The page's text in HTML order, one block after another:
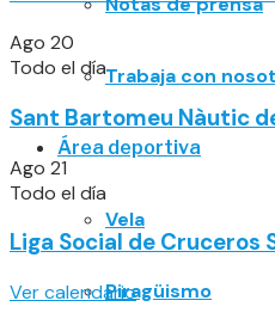
Trabaja con
Área deportiva
Vela
Piragüismo
Ago 20
Todo el día
Sant Bartomeu Nàutic
Ago 21
Todo el día
Liga Social de Cruceros
Ver calendario